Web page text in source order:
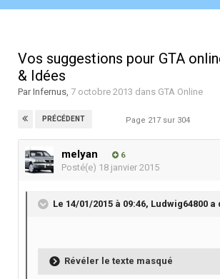
Vos suggestions pour GTA
& Idées
ParInfernus, 7 octobre 2013 dans GTA Online
PRÉCÉDENT Page 217 sur 304
melyan 6
Posté(e) 18 janvier 2015
Le 14/01/2015 à 09:46, Ludwig64800 a
Révéler le texte masqué